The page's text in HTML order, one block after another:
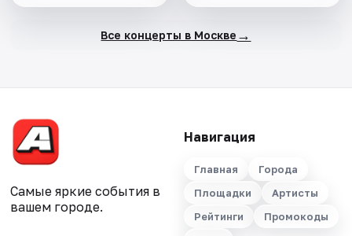
Все концерты в Москве →
Самые яркие события в
вашем городе.
Навигация
Главная
Города
Площадки
Артисты
Рейтинги
Промокоды